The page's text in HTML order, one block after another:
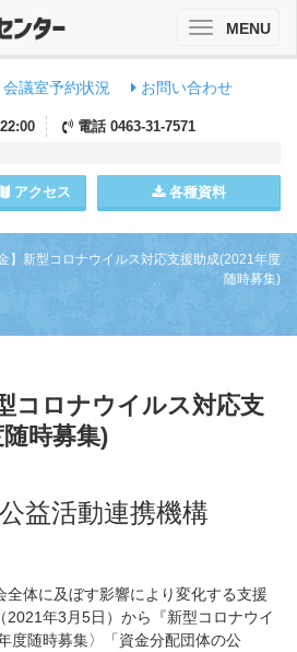
会議室予約状況 お問い合わせ
電話 0463-31-7571
アクセス 各種資料
ToggleMENU
金】新型コロナウイルス対応支援助成(2021年度
随時募集)
コロナウイルス対応支
時募集)
益活動連携機構
全体に及ぼす影響により変化する支援
2021年3月5日）から『新型コロナウイ
度随時募集〉「資金分配団体の公